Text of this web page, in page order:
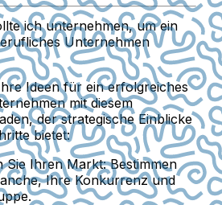
ich unternehmen, um ein
Unternehmen
Ideen für ein erfolgreiches
mit diesem
der strategische Einblicke
bietet:
Sie Ihren Markt:Bestimmen
Ihre Konkurrenz und